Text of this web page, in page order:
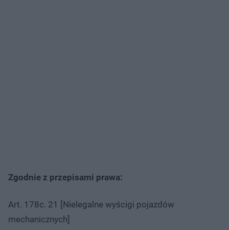
Zgodnie z przepisami prawa:
Art. 178c. 21 [Nielegalne wyścigi pojazdów
mechanicznych]